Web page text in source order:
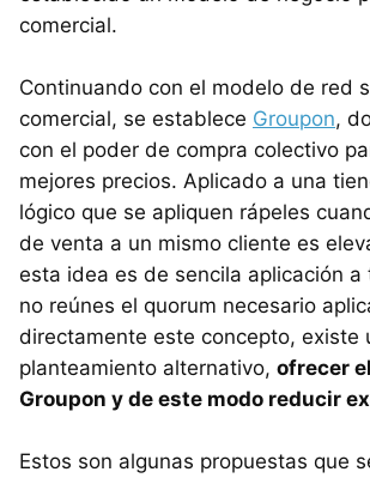
comercial.
Continuando con el modelo de red
comercial, se establece Groupon,
con el poder de compra colectivo
mejores precios. Aplicado a una
lógico que se apliquen rápeles
de venta a un mismo cliente es
esta idea es de sencila aplicación a
no reúnes el quorum necesario
directamente este concepto, existe
planteamiento alternativo, ofrecer
Groupon y de este modo reducir
Estos son algunas propuestas que